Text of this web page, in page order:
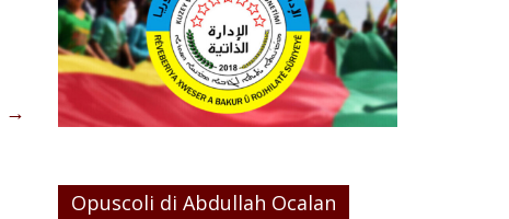
→
Opuscoli di Abdullah Ocalan